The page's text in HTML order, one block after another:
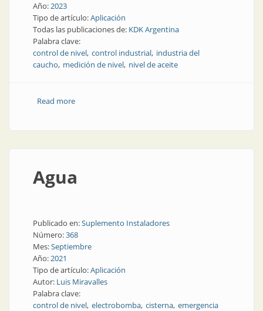
Año:2023
Tipo de artículo:Aplicación
Todas las publicaciones de: KDK Argentina
Palabra clave:
control de nivel control industrial industria del
caucho medición de nivel nivel de aceite
Read moreabout Caso de éxito: control de nivel de aceite
Agua
Publicado en:Suplemento Instaladores
Número:368
Mes:Septiembre
Año:2021
Tipo de artículo:Aplicación
Autor: Luis Miravalles
Palabra clave:
control de nivel electrobomba cisterna emergencia